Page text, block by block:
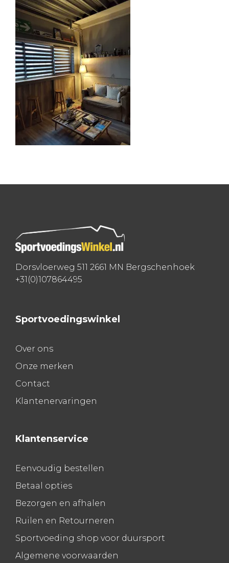
Dorsvloerweg 511 2661 MN Bergschenhoek
+31(0)107864495
Sportvoedingswinkel
Over ons
Onze merken
Contact
Klantenervaringen
Klantenservice
Eenvoudig bestellen
Betaal opties
Bezorgen en afhalen
Ruilen en Retourneren
Sportvoeding shop voor duursport
Algemene voorwaarden